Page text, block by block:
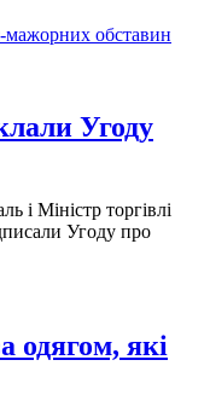
мажорних обставин
Угоду
і Міністр торгівлі
Угоду про
одягом, які